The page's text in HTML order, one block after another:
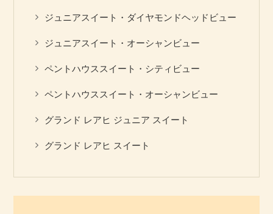
ジュニアスイート・ダイヤモンドヘッドビュー
ジュニアスイート・オーシャンビュー
ペントハウススイート・シティビュー
ペントハウススイート・オーシャンビュー
グランド レアヒ ジュニア スイート
グランド レアヒ スイート